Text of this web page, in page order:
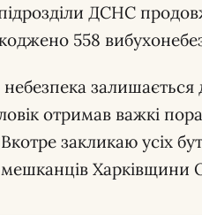
ДСНС
558
отримав важкі
закликаю усіх
Харківщини